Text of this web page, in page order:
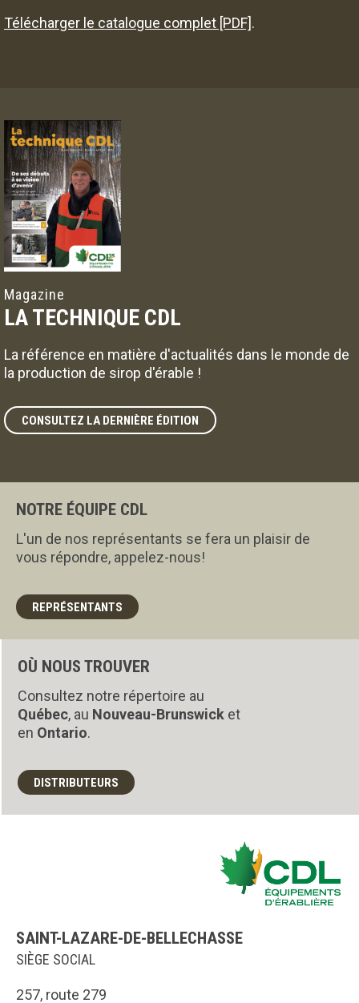
Télécharger le catalogue complet [PDF].
Magazine
LA TECHNIQUE CDL
La référence en matière d'actualités dans le monde de
la production de sirop d'érable !
CONSULTEZ LA DERNIÈRE ÉDITION
NOTRE ÉQUIPE CDL
L'un de nos représentants se fera un plaisir de
vous répondre, appelez-nous!
REPRÉSENTANTS
OÙ NOUS TROUVER
Consultez notre répertoire au
Québec, au Nouveau-Brunswick et
en Ontario.
DISTRIBUTEURS
SAINT-LAZARE-DE-BELLECHASSE
SIÈGE SOCIAL
257, route 279